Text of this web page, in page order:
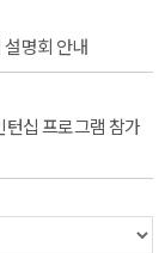
명회 안내
십 프로그램 참가